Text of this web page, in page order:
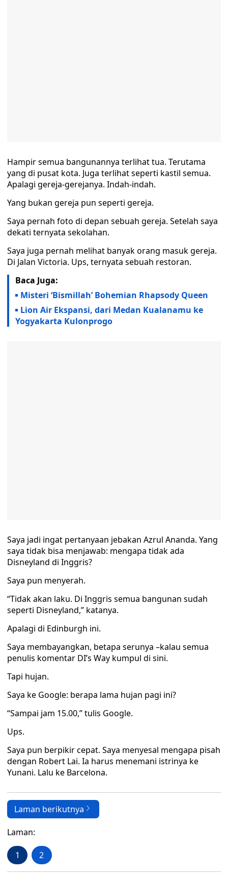
Hampir semua bangunannya terlihat tua. Terutama
yang di pusat kota. Juga terlihat seperti kastil semua.
Apalagi gereja-gerejanya. Indah-indah.
Yang bukan gereja pun seperti gereja.
Saya pernah foto di depan sebuah gereja. Setelah saya
dekati ternyata sekolahan.
Saya juga pernah melihat banyak orang masuk gereja.
Di Jalan Victoria. Ups, ternyata sebuah restoran.
Baca Juga:
Misteri ‘Bismillah’ Bohemian Rhapsody Queen
Lion Air Ekspansi, dari Medan Kualanamu ke
Yogyakarta Kulonprogo
Saya jadi ingat pertanyaan jebakan Azrul Ananda. Yang
saya tidak bisa menjawab: mengapa tidak ada
Disneyland di Inggris?
Saya pun menyerah.
“Tidak akan laku. Di Inggris semua bangunan sudah
seperti Disneyland,” katanya.
Apalagi di Edinburgh ini.
Saya membayangkan, betapa serunya –kalau semua
penulis komentar DI’s Way kumpul di sini.
Tapi hujan.
Saya ke Google: berapa lama hujan pagi ini?
“Sampai jam 15.00,” tulis Google.
Ups.
Saya pun berpikir cepat. Saya menyesal mengapa pisah
dengan Robert Lai. Ia harus menemani istrinya ke
Yunani. Lalu ke Barcelona.
Laman berikutnya
Laman:
1 2